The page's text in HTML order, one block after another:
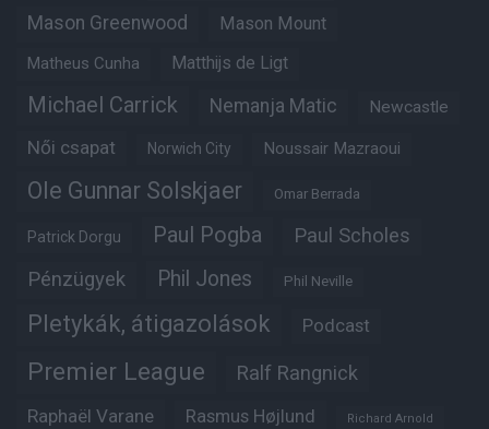
Mason Greenwood Mason Mount
Matheus Cunha Matthijs de Ligt
Michael Carrick Nemanja Matic Newcastle
Női csapat Norwich City Noussair Mazraoui
Ole Gunnar Solskjaer Omar Berrada
Patrick Dorgu Paul Pogba Paul Scholes
Pénzügyek Phil Jones Phil Neville
Pletykák, átigazolások Podcast
Premier League Ralf Rangnick
Raphaël Varane Rasmus Højlund Richard Arnold